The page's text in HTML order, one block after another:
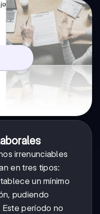
irrenunciables
en tres tipos:
un mínimo
pudiendo
período no